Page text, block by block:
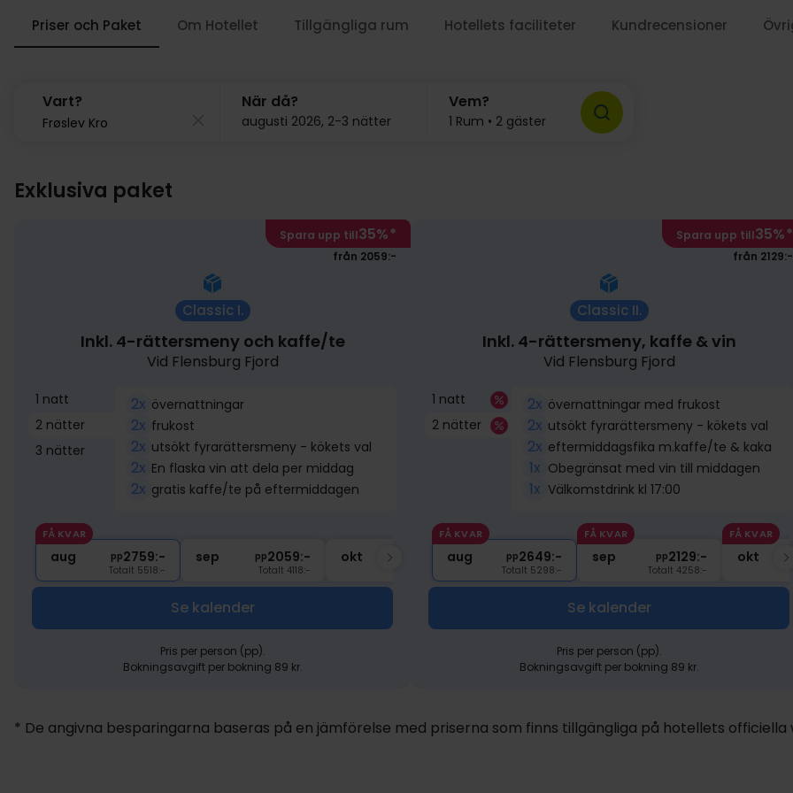
Priser och Paket Om Hotellet Tillgängliga rum Hotellets faciliteter Kundrecensioner
Vart? När då?
augusti 2026, 2-3 nätter
Vem?
1 Rum • 2 gäster
Exklusiva paket
Spara upp till35%*
från 2059:-
Classic I.
Inkl. 4-rättersmeny och kaffe/te
Vid Flensburg Fjord
1 natt
2 nätter
3 nätter
2x övernattningar
2x frukost
2x utsökt fyrarättersmeny - kökets val
2x En flaska vin att dela per middag
2x gratis kaffe/te på eftermiddagen
FÅ KVAR
aug pp2759:-
Totalt 5518:-
sep pp2059:-
Totalt 4118:-
okt 2059:- nov pp2059:-
Totalt 4118:-
pp2059:-
Totalt 4118:-
jan
Se kalender
Pris per person (pp).
Bokningsavgift per bokning 89 kr.
Spara upp till35%*
från 2129:-
Classic II.
Inkl. 4-rättersmeny, kaffe & vin
Vid Flensburg Fjord
1 natt
2 nätter
2x övernattningar med frukost
2x utsökt fyrarättersmeny - kökets val
2x eftermiddagsfika m.kaffe/te & kaka
1x Obegränsat med vin till middagen
1x Välkomstdrink kl 17:00
FÅ KVAR
aug pp2649:-
Totalt 5298:-
FÅ KVAR
sep pp2129:-
Totalt 4258:-
FÅ KVAR
okt
Se kalender
Pris per person (pp).
Bokningsavgift per bokning 89 kr.
* De angivna besparingarna baseras på en jämförelse med priserna som finns tillgängliga på hotellets officiella